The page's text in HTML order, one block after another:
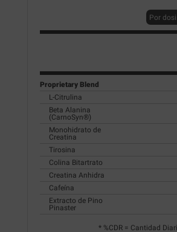
Por
Proprietary Blend
L-Citrulina
Beta Alanina
(CarnoSyn®)
Monohidrato de
Creatina
Tirosina
Colina Bitartrato
Creatina Anhidra
Cafeína
Extracto de Pino
Pinaster
* %CDR = Cantidad